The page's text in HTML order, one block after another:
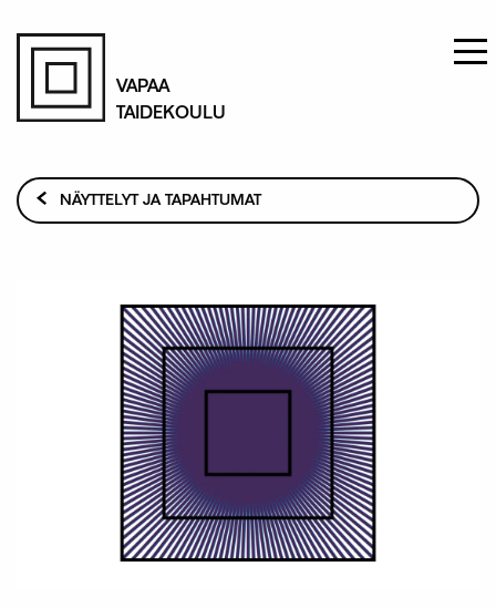
Hyppää
pääsisältöönVAPAA
TAIDEKOULU
Murupolku
NÄYTTELYT JA TAPAHTUMAT